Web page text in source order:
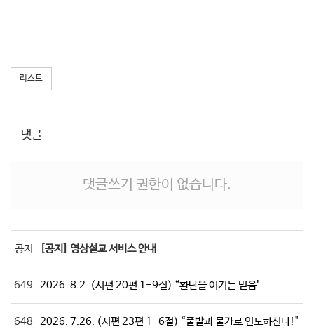
리스트
댓글
댓글쓰기 권한이 없습니다.
공지 [공지] 영상설교 서비스 안내
649 2026. 8.2. (시편 20편 1-9절) “환난을 이기는 믿음"
648 2026. 7.26. (시편 23편 1-6절) “풀밭과 물가로 인도하신다!"